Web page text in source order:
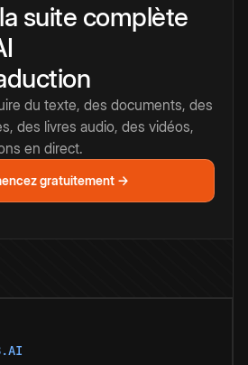
suite complète
du texte, des documents, des
des livres audio, des vidéos,
en direct.
gratuitement →